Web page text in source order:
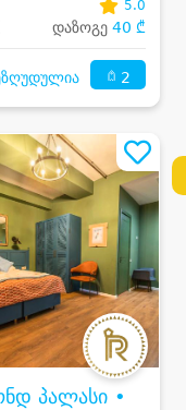
5.0
დაზოგე 40 ₾
2
პალასი •